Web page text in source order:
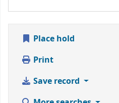
Place hold
Print
Save record